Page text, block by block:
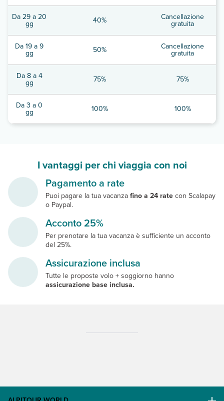
Da 29 a 20
gg 40% Cancellazione
gratuita
Da 19 a 9
gg 50% Cancellazione
gratuita
Da 8 a 4
gg 75% 75%
Da 3 a 0
gg 100% 100%
I vantaggi per chi viaggia con noi
Pagamento a rate
Puoi pagare la tua vacanzafino a 24 ratecon Scalapay
o Paypal.
Acconto 25%
Per prenotare la tua vacanza è sufficiente un acconto
del 25%.
Assicurazione inclusa
Tutte le proposte volo + soggiorno hanno
assicurazione base inclusa.